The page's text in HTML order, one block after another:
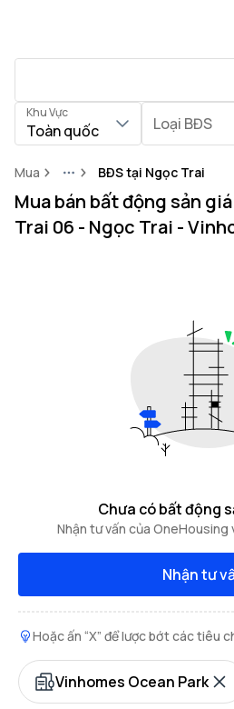
Khu Vực
Toàn quốc Loại BĐS
Mua MoreBĐS tại Ngọc Trai
Mua bán bất động sản
Trai 06 - Ngọc Trai -
Chưa có bất động
Nhận tư vấn của
Nhận tư
Hoặc ấn “X” để lược bớt các tiêu
Vinhomes Ocean Park